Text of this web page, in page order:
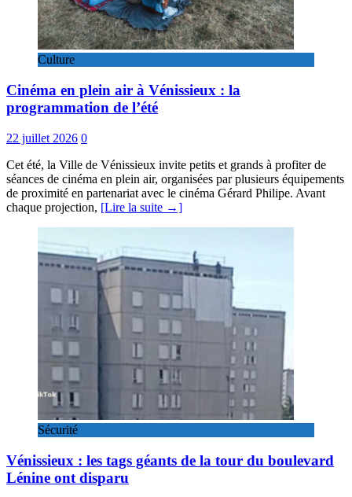
Culture
Cinéma en plein air à Vénissieux : la
programmation de l’été
22 juillet 2026 0
Cet été, la Ville de Vénissieux invite petits et grands à profiter de
séances de cinéma en plein air, organisées par plusieurs équipements
de proximité en partenariat avec le cinéma Gérard Philipe. Avant
chaque projection, [Lire la suite →]
Sécurité
Vénissieux : les tags géants de la tour du boulevard
Lénine ont disparu